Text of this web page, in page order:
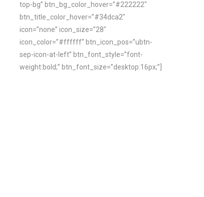
top-bg” btn_bg_color_hover=”#222222″
btn_title_color_hover=”#34dca2″
icon=”none” icon_size=”28″
icon_color=”#ffffff” btn_icon_pos=”ubtn-
sep-icon-at-left” btn_font_style=”font-
weight:bold;” btn_font_size=”desktop:16px;”]